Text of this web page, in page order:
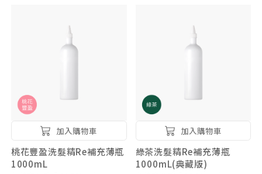
加入購物車
桃花豐盈洗髮精Re補充薄瓶
1000mL
加入購物車
綠茶洗髮精Re補充薄瓶
1000mL(典藏版)